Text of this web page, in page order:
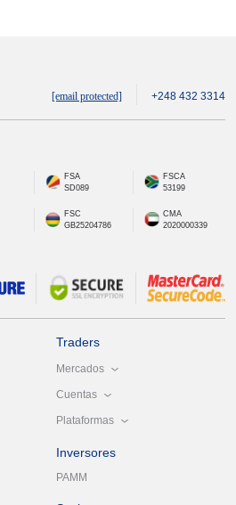
[email protected] +248 432 3314
FSA
SD089
FSCA
53199
FSC
GB25204786
CMA
2020000339
Traders
Mercados
Cuentas
Plataformas
Inversores
PAMM